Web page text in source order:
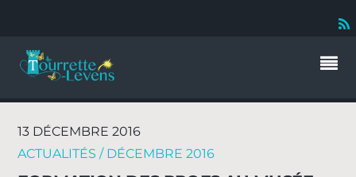
13 DÉCEMBRE 2016
ACTUALITÉS / DÉCEMBRE 2016